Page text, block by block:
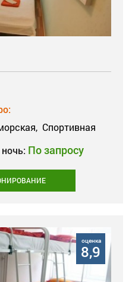
Спортивная
По запросу
оценка
8,9